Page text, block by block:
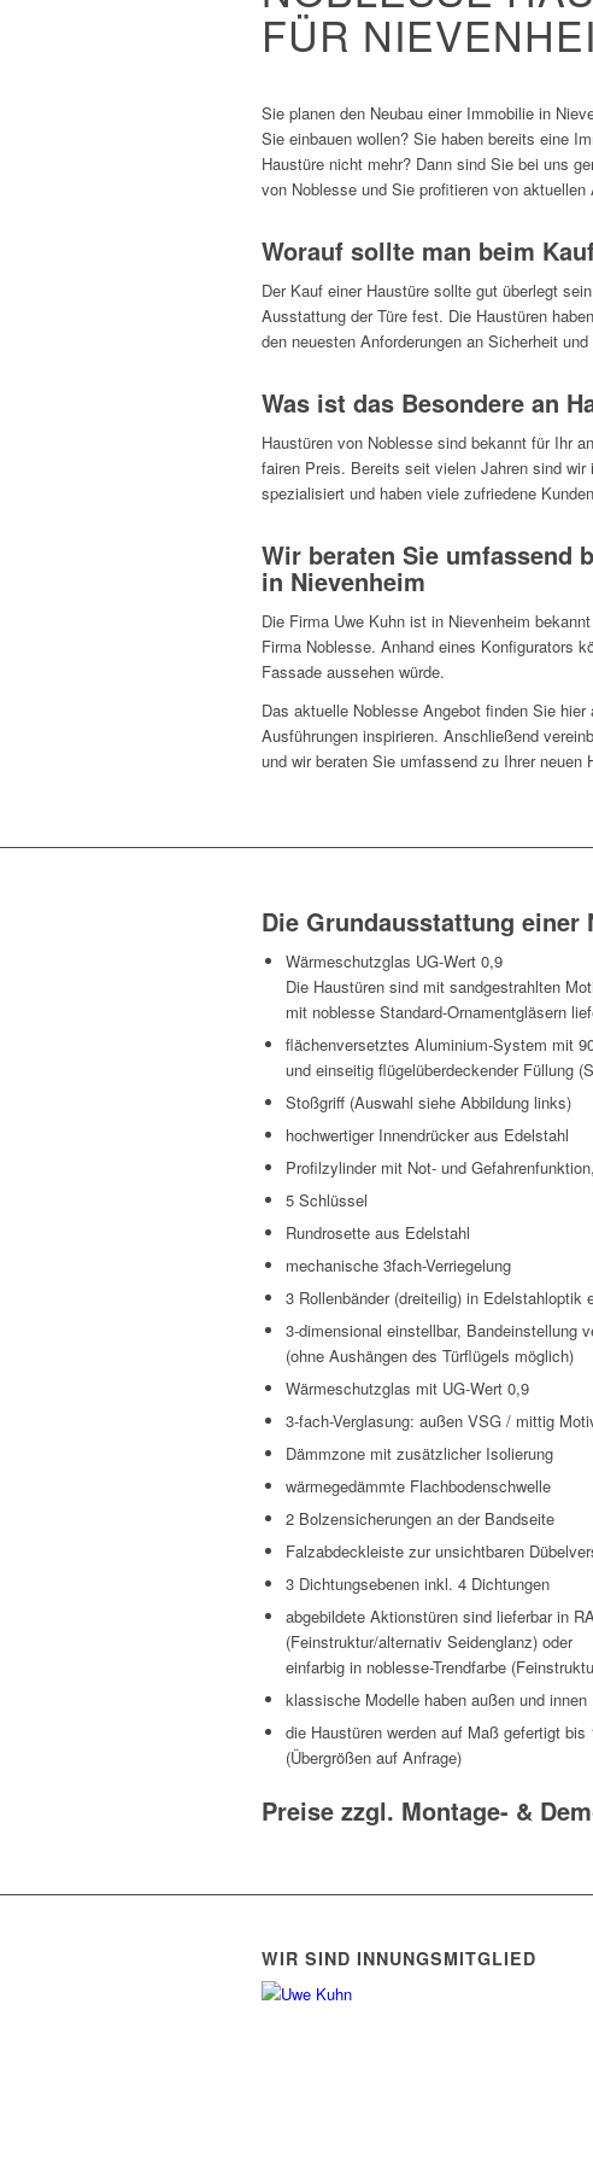
FÜR
Sie planen den Neubau einer Immobilie in
Sie einbauen wollen? Sie haben bereits eine
Haustüre nicht mehr? Dann sind Sie bei uns
von Noblesse und Sie profitieren von aktuellen
Worauf sollte man beim
Der Kauf einer Haustüre sollte gut überlegt
Ausstattung der Türe fest. Die Haustüren
den neuesten Anforderungen an Sicherheit
Was ist das Besondere an
Haustüren von Noblesse sind bekannt für Ihr
fairen Preis. Bereits seit vielen Jahren sind
spezialisiert und haben viele zufriedene
Wir beraten Sie umfassend
in Nievenheim
Die Firma Uwe Kuhn ist in Nievenheim
Firma Noblesse. Anhand eines Konfigurators
Fassade aussehen würde.
Das aktuelle Noblesse Angebot finden Sie
Ausführungen inspirieren. Anschließend
und wir beraten Sie umfassend zu Ihrer neuen
Die Grundausstattung einer
Wärmeschutzglas UG-Wert 0,9
Die Haustüren sind mit sandgestrahlten
mit noblesse Standard-Ornamentgläsern
flächenversetztes Aluminium-System mit
und einseitig flügelüberdeckender Füllung
Stoßgriff (Auswahl siehe Abbildung links)
hochwertiger Innendrücker aus Edelstahl
Profilzylinder mit Not- und
5 Schlüssel
Rundrosette aus Edelstahl
mechanische 3fach-Verriegelung
3 Rollenbänder (dreiteilig) in Edelstahloptik
3-dimensional einstellbar, Bandeinstellung
(ohne Aushängen des Türflügels möglich)
Wärmeschutzglas mit UG-Wert 0,9
3-fach-Verglasung: außen VSG / mittig
Dämmzone mit zusätzlicher Isolierung
wärmegedämmte Flachbodenschwelle
2 Bolzensicherungen an der Bandseite
Falzabdeckleiste zur unsichtbaren
3 Dichtungsebenen inkl. 4 Dichtungen
abgebildete Aktionstüren sind lieferbar in
(Feinstruktur/alternativ Seidenglanz) oder
einfarbig in noblesse-Trendfarbe
klassische Modelle haben außen und innen
die Haustüren werden auf Maß gefertigt bis
(Übergrößen auf Anfrage)
Preise zzgl. Montage- &
WIR SIND INNUNGSMITGLIED